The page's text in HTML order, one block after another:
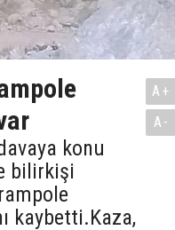
konu
bilirkişi
kaybetti.Kaza,
A+
A-